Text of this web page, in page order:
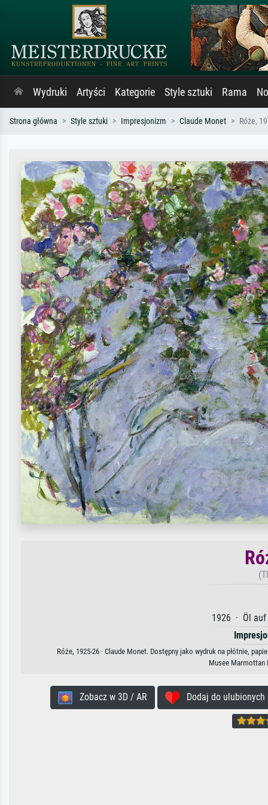
Wydruki Artyści Kategorie Style sztuki Rama
Strona główna Style sztuki Impresjonizm Claude Monet Róże,
1926 · Öl
Róże, 1925-26 · Claude Monet. Dostępny jako wydruk na płótnie,
Musee Marmottan
Zobacz w 3D / AR Dodaj do ulubionych